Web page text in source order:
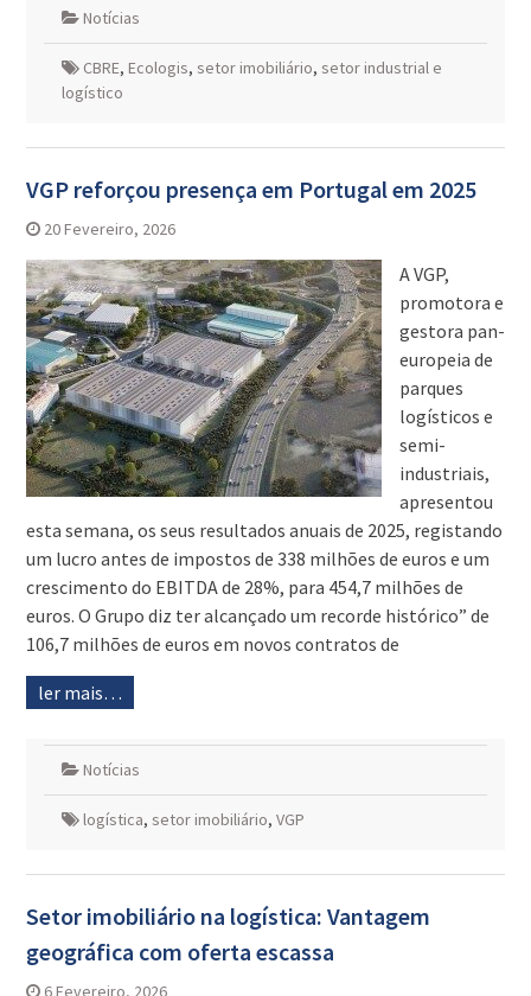
Notícias
CBRE, Ecologis, setor imobiliário, setor industrial e
logístico
VGP reforçou presença em Portugal em 2025
20 Fevereiro, 2026
A VGP,
promotora e
gestora pan-
europeia de
parques
logísticos e
semi-
industriais,
apresentou
esta semana, os seus resultados anuais de 2025, registando
um lucro antes de impostos de 338 milhões de euros e um
crescimento do EBITDA de 28%, para 454,7 milhões de
euros. O Grupo diz ter alcançado um recorde histórico” de
106,7 milhões de euros em novos contratos de
ler mais…
Notícias
logística, setor imobiliário, VGP
Setor imobiliário na logística: Vantagem
geográfica com oferta escassa